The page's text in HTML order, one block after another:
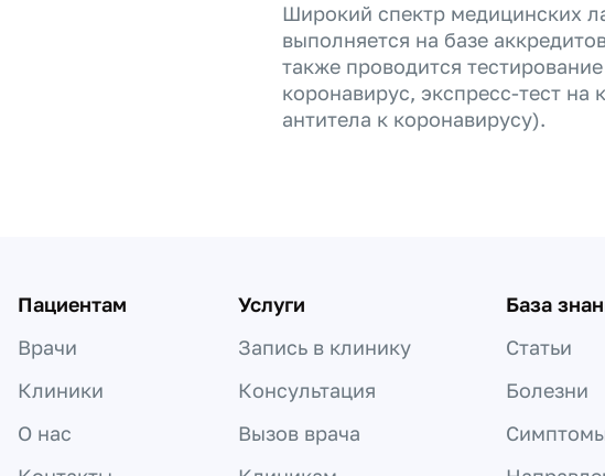
Широкий спектр медицинских
выполняется на базе
также проводится
коронавирус, экспресс-тест на
антитела к коронавирусу).
Пациентам
Врачи
Клиники
О нас
Услуги
Запись в клинику
Консультация
Вызов врача
База
Статьи
Болезни